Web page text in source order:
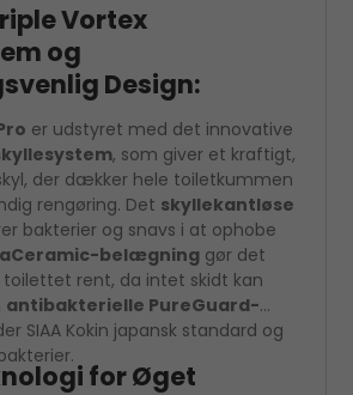
Vortex
og
Design:
er udstyret med det innovative
, som giver et kraftigt,
der dækker hele toiletkummen
rengøring. Det skyllekantløse
bakterier og snavs i at ophobe
belægning gør det
rent, da intet skidt kan
antibakterielle PureGuard-
SIAA Kokin japansk standard og
for Øget